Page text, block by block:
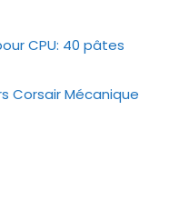
CPU: 40 pâtes
Corsair Mécanique